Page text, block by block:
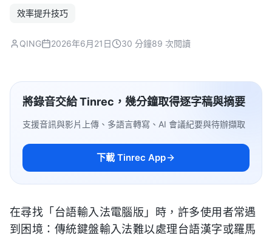
效率提升技巧
QING 2026年6月21日 30 分鐘89 次閱讀
將錄音交給 Tinrec，幾分鐘取得逐字稿與摘要
支援音訊與影片上傳、多語言轉寫、AI 會議紀要與待辦擷取
下載 Tinrec App
在尋找「台語輸入法電腦版」時，許多使用者常遇
到困境：傳統鍵盤輸入法難以處理台語漢字或羅馬